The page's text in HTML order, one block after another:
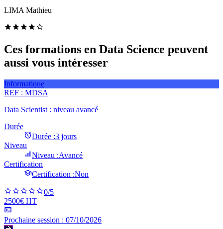
LIMA Mathieu
Ces formations en Data Science peuvent
aussi vous intéresser
Informatique
REF : MDSA
Data Scientist : niveau avancé
Durée
Durée :3 jours
Niveau
Niveau :Avancé
Certification
Certification :Non
0/5
2500€ HT
Prochaine session : 07/10/2026